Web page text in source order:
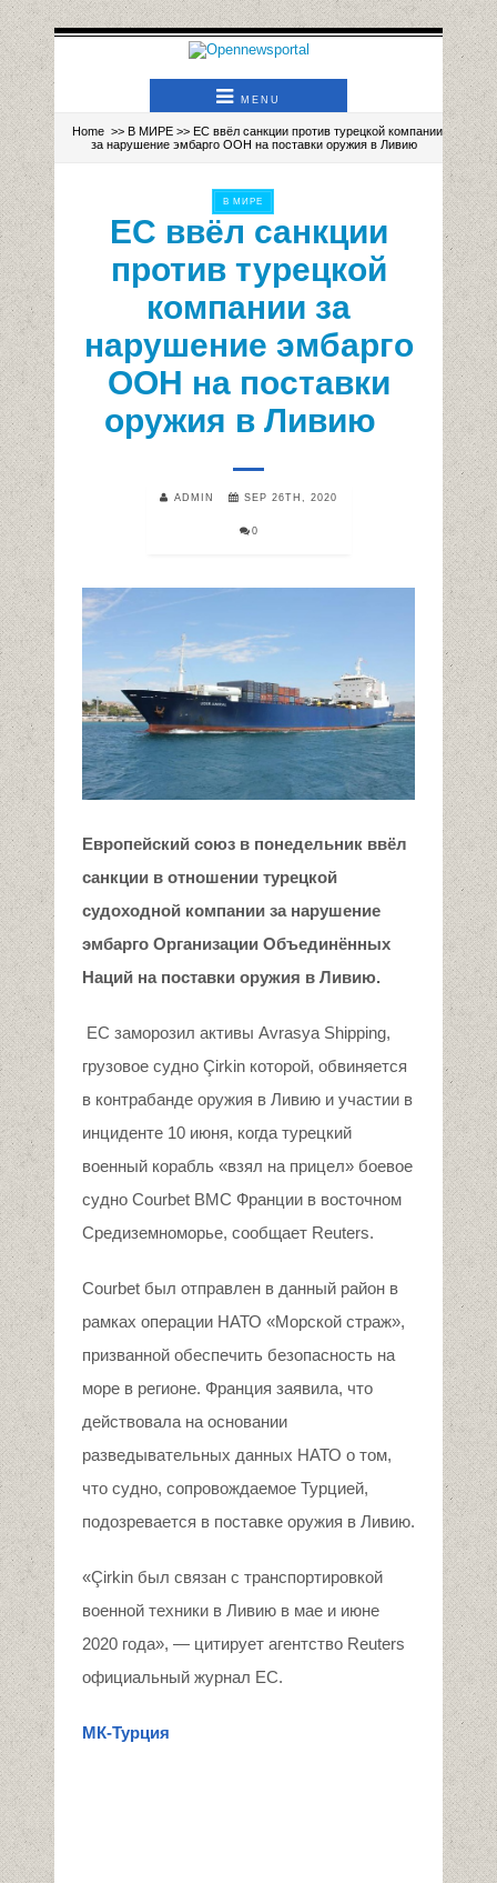
MENU
Home >> В МИРЕ>> ЕС ввёл санкции против турецкой компании
за нарушение эмбарго ООН на поставки оружия в Ливию
В МИРЕ
ЕС ввёл санкции
против турецкой
компании за
нарушение эмбарго
ООН на поставки
оружия в Ливию
ADMIN SEP 26TH, 2020
0
Европейский союз в понедельник ввёл
санкции в отношении турецкой
судоходной компании за нарушение
эмбарго Организации Объединённых
Наций на поставки оружия в Ливию.
ЕС заморозил активы Avrasya Shipping,
грузовое судно Çirkin которой, обвиняется
в контрабанде оружия в Ливию и участии в
инциденте 10 июня, когда турецкий
военный корабль «взял на прицел» боевое
судно Courbet ВМС Франции в восточном
Средиземноморье, сообщает Reuters.
Courbet был отправлен в данный район в
рамках операции НАТО «Морской страж»,
призванной обеспечить безопасность на
море в регионе. Франция заявила, что
действовала на основании
разведывательных данных НАТО о том,
что судно, сопровождаемое Турцией,
подозревается в поставке оружия в Ливию.
«Çirkin был связан с транспортировкой
военной техники в Ливию в мае и июне
2020 года», — цитирует агентство Reuters
официальный журнал ЕС.
МК-Турция